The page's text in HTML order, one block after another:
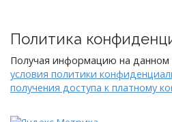
Политика
Получая информацию на данном
условия политики
получения доступа к платному